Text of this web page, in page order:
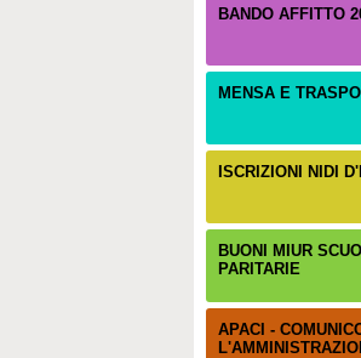
BANDO AFFITTO
MENSA E
ISCRIZIONI NIDI
BUONI MIUR
PARITARIE
APACI -